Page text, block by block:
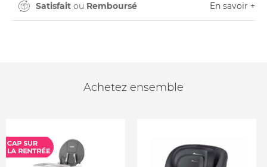
Satisfait ou Remboursé En savoir +
Achetez ensemble